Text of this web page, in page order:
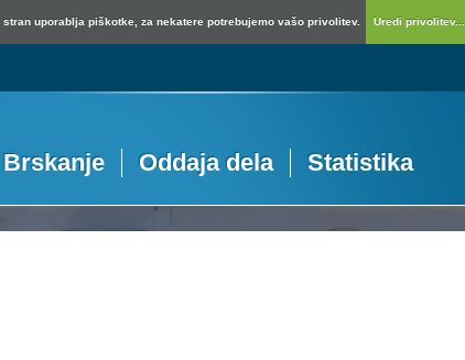
stran uporablja piškotke, za nekatere potrebujemo vašo privolitev. Uredi privolitev...
Brskanje Oddaja dela Statistika